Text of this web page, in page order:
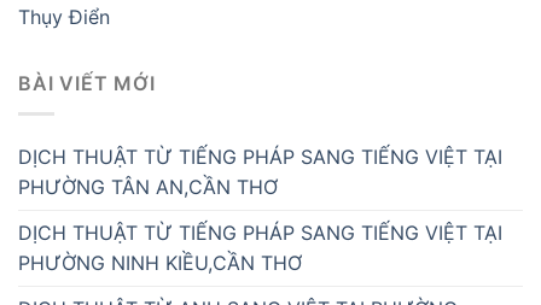
Thụy Điển
BÀI VIẾT MỚI
DỊCH THUẬT TỪ TIẾNG PHÁP SANG TIẾNG VIỆT TẠI
PHƯỜNG TÂN AN,CẦN THƠ
DỊCH THUẬT TỪ TIẾNG PHÁP SANG TIẾNG VIỆT TẠI
PHƯỜNG NINH KIỀU,CẦN THƠ